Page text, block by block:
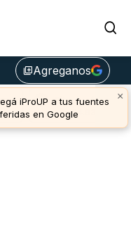
library_addAgreganos
×
iProUP a tus fuentes
en Google
Bitcoin
(0,77%)
u$s 64.934,00